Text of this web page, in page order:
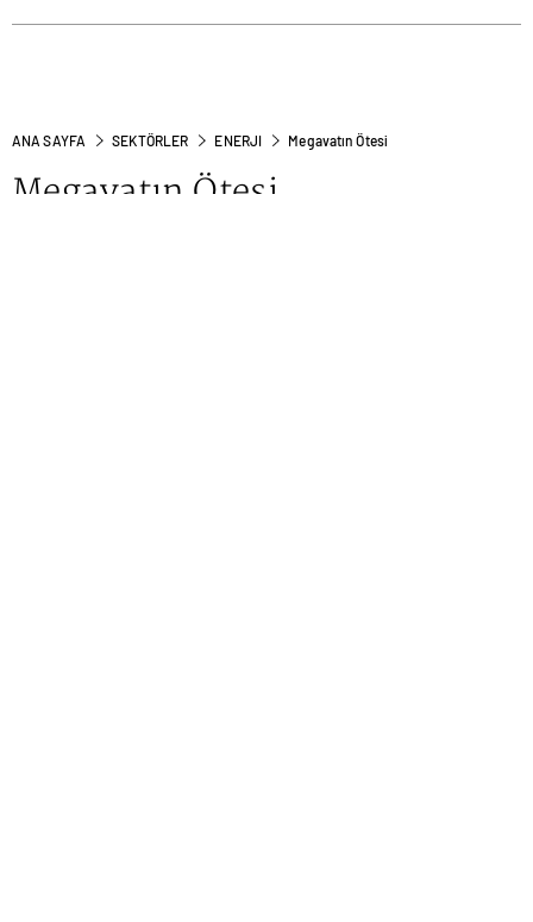
ANA SAYFA SEKTÖRLER ENERJI Megavatın Ötesi
Megavatın Ötesi